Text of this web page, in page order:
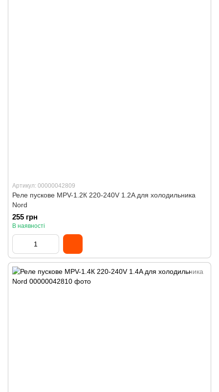
Артикул: 00000042809
Реле пускове MPV-1.2К 220-240V 1.2A для холодильника
Nord
255 грн
В наявності